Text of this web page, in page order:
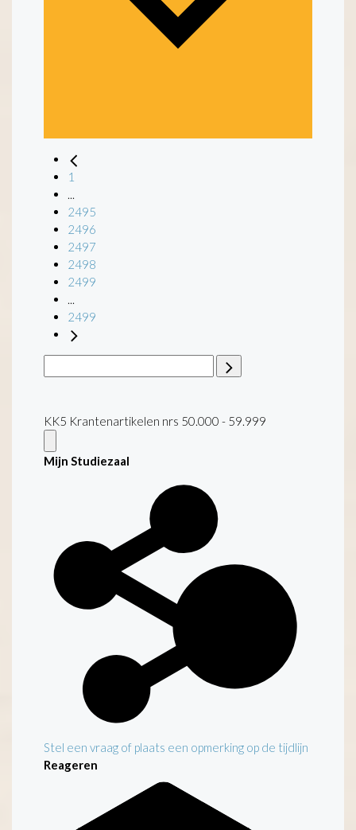
1
2495
2496
2497
2498
2499
2499
KK5 Krantenartikelen nrs 50.000 - 59.999
Mijn Studiezaal
Stel een vraag of plaats een opmerking op de tijdlijn
Reageren